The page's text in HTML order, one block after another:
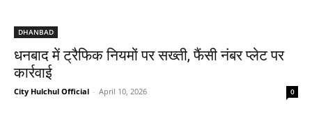
DHANBAD
धनबाद में ट्रैफिक नियमों पर सख्ती, फैंसी नंबर प्लेट पर
कार्रवाई
City Hulchul Official - April 10, 2026 0